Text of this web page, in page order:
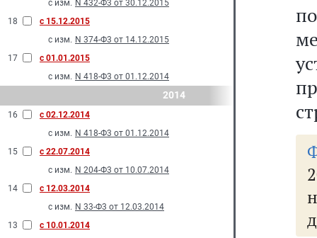
с изм. N 432-Ф3 от 30.12.2015
18
с 15.12.2015
с изм. N 374-Ф3 от 14.12.2015
17
с 01.01.2015
с изм. N 418-Ф3 от 01.12.2014
2014
16
с 02.12.2014
с изм. N 418-Ф3 от 01.12.2014
15
с 22.07.2014
с изм. N 204-Ф3 от 10.07.2014
14
с 12.03.2014
с изм. N 33-Ф3 от 12.03.2014
13
с 10.01.2014